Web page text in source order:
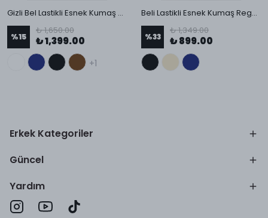
Gizli Bel Lastikli Esnek Kumaş Slim Fit Pantolon
%15
₺ 1,650.00
₺ 1,399.00
+1
Beli Lastikli Esnek Kumaş Regular Pantolon
%33
₺ 1,349.00
₺ 899.00
Erkek Kategoriler
Güncel
Yardım